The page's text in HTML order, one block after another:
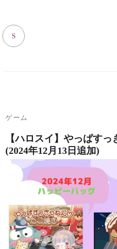
S
ゲーム
【ハロスイ】やっぱす
(2024年12月13日追加)